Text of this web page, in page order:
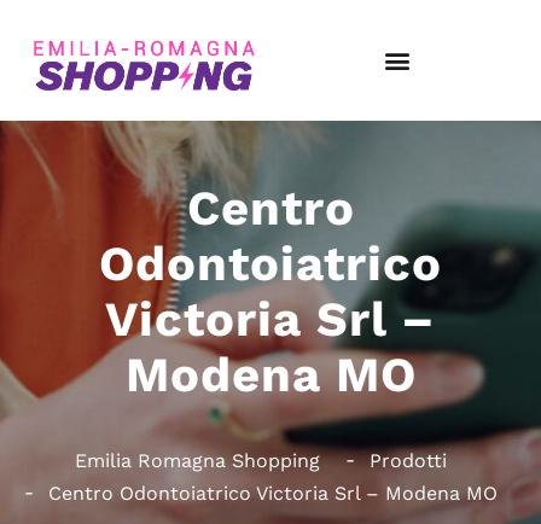
Centro
Odontoiatrico
Victoria Srl –
Modena MO
Emilia Romagna Shopping
Prodotti
Centro Odontoiatrico Victoria Srl – Modena MO